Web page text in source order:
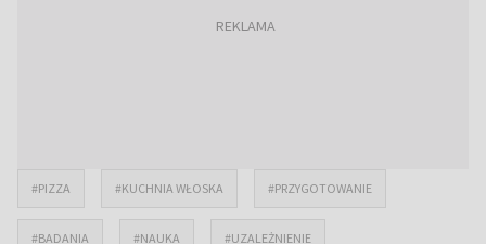
#PIZZA #KUCHNIA WŁOSKA #PRZYGOTOWANIE
#BADANIA #NAUKA #UZALEŻNIENIE